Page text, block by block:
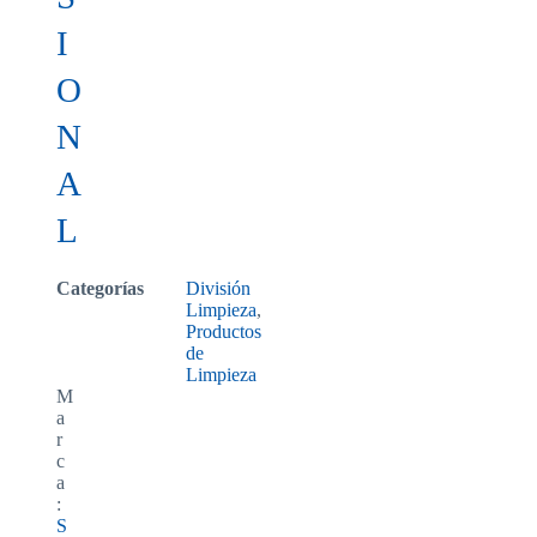
I
O
N
A
L
Categorías
División
Limpieza,
Productos
de
Limpieza
M
a
r
c
a
:
S